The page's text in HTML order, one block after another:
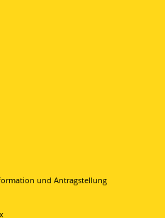
und Antragstellung